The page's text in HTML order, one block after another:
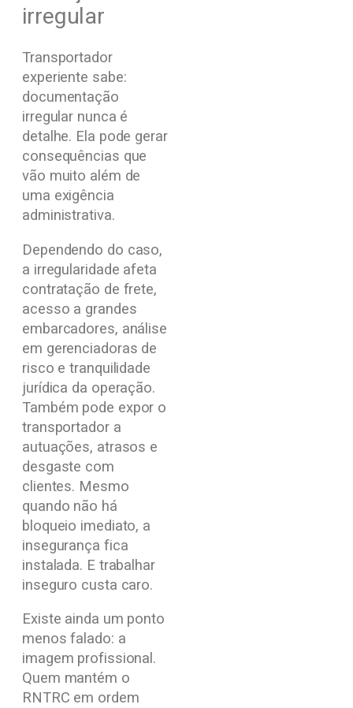
irregular
Transportador
experiente sabe:
documentação
irregular nunca é
detalhe. Ela pode gerar
consequências que
vão muito além de
uma exigência
administrativa.
Dependendo do caso,
a irregularidade afeta
contratação de frete,
acesso a grandes
embarcadores, análise
em gerenciadoras de
risco e tranquilidade
jurídica da operação.
Também pode expor o
transportador a
autuações, atrasos e
desgaste com
clientes. Mesmo
quando não há
bloqueio imediato, a
insegurança fica
instalada. E trabalhar
inseguro custa caro.
Existe ainda um ponto
menos falado: a
imagem profissional.
Quem mantém o
RNTRC em ordem